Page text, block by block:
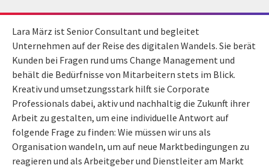
Lara März ist Senior Consultant und begleitet
Unternehmen auf der Reise des digitalen Wandels. Sie berät
Kunden bei Fragen rund ums Change Management und
behält die Bedürfnisse von Mitarbeitern stets im Blick.
Kreativ und umsetzungsstark hilft sie Corporate
Professionals dabei, aktiv und nachhaltig die Zukunft ihrer
Arbeit zu gestalten, um eine individuelle Antwort auf
folgende Frage zu finden: Wie müssen wir uns als
Organisation wandeln, um auf neue Marktbedingungen zu
reagieren und als Arbeitgeber und Dienstleiter am Markt